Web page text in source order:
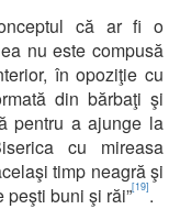
că ar fi o
nu este compusă
în opoziţie cu
din bărbaţi şi
pentru a ajunge la
cu mireasa
timp neagră şi
buni şi răi”[19].